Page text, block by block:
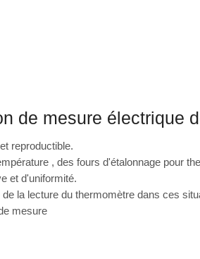
de mesure électrique
reproductible.
, des fours d'étalonnage pour
et d'uniformité.
la lecture du thermomètre dans ces
mesure